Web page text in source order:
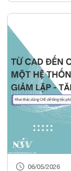
06/05/2026